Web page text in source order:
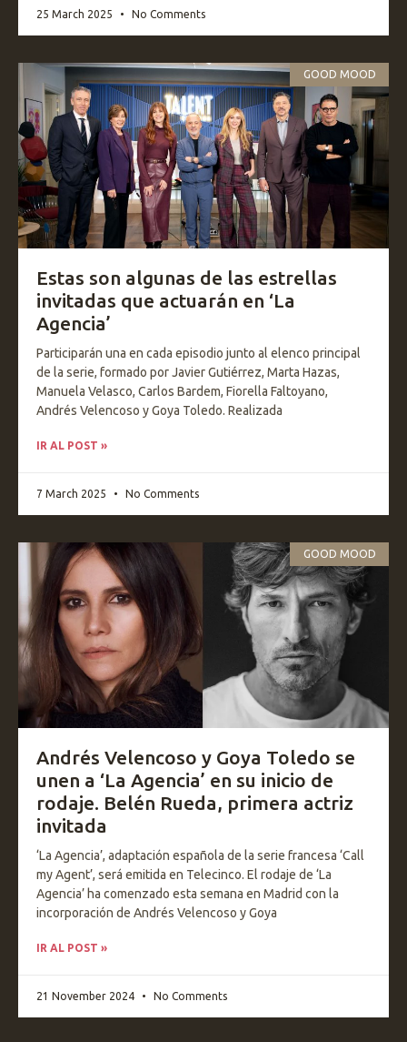
25 March 2025 No Comments
GOOD MOOD
Estas son algunas de las estrellas
invitadas que actuarán en ‘La
Agencia’
Participarán una en cada episodio junto al elenco principal
de la serie, formado por Javier Gutiérrez, Marta Hazas,
Manuela Velasco, Carlos Bardem, Fiorella Faltoyano,
Andrés Velencoso y Goya Toledo. Realizada
IR AL POST »
7 March 2025 No Comments
GOOD MOOD
Andrés Velencoso y Goya Toledo se
unen a ‘La Agencia’ en su inicio de
rodaje. Belén Rueda, primera actriz
invitada
‘La Agencia’, adaptación española de la serie francesa ‘Call
my Agent’, será emitida en Telecinco. El rodaje de ‘La
Agencia’ ha comenzado esta semana en Madrid con la
incorporación de Andrés Velencoso y Goya
IR AL POST »
21 November 2024 No Comments